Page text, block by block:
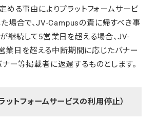
る事由によりプラットフォームサービ
場合で、JV-Campusの責に帰すべき事
継続して5営業日を超える場合、JV-
業日を超える中断期間に応じたバナー
ー等掲載者に返還するものとします。
ットフォームサービスの利用停止）